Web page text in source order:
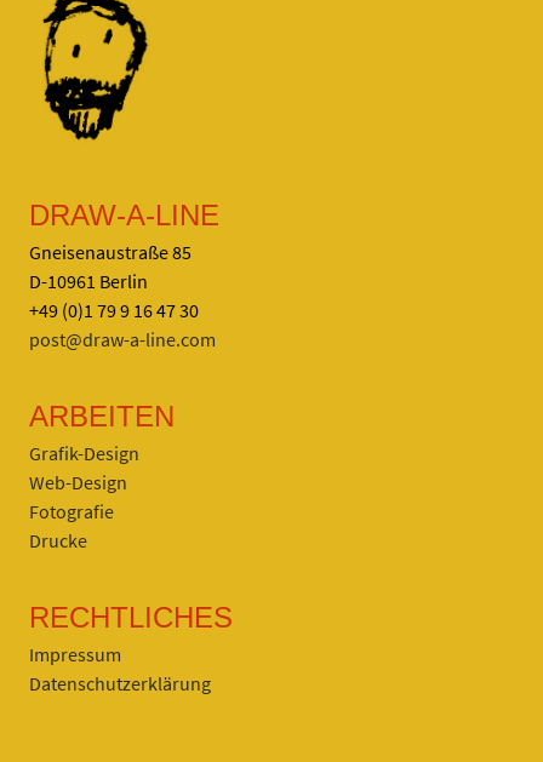
DRAW-A-LINE
Gneisenaustraße 85
D-10961 Berlin
+49 (0)1 79 9 16 47 30
post@draw-a-line.com
ARBEITEN
Grafik-Design
Web-Design
Fotografie
Drucke
RECHTLICHES
Impressum
Datenschutzerklärung